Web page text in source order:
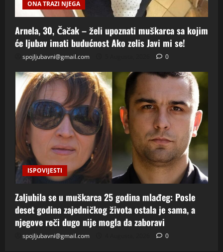
ONA TRAZI NJEGA
Arnela, 30, Čačak – želi upoznati muškarca sa kojim
će ljubav imati budućnost Ako zelis Javi mi se!
spojljubavni@gmail.com 0
ISPOVIJESTI
Zaljubila se u muškarca 25 godina mlađeg: Posle
deset godina zajedničkog života ostala je sama, a
njegove reči dugo nije mogla da zaboravi
spojljubavni@gmail.com 0